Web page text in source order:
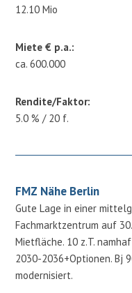
12.10 Mio
Miete € p.a.:
ca. 600.000
Rendite/Faktor:
5.0 % / 20 f.
FMZ Nähe Berlin
Gute Lage in einer
Fachmarktzentrum auf
Mietfläche. 10 z.T.
2030-2036+Optionen. Bj
modernisiert.